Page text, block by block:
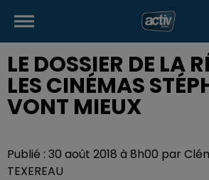
LE DOSSIER DE LA
LES CINÉMAS
VONT MIEUX
Publié : 30 août 2018 à 8h00 par
TEXEREAU